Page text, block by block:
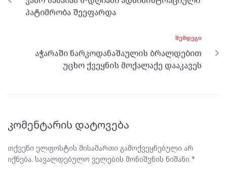
k p
პატიმრობა შეეფარდა
ᲨᲔᲛᲓᲔᲒᲘ
აჭარაში ნარკოდანაშაულის ბრალდებით
უცხო ქვეყნის მოქალაქე დააკავეს
კომენტარის დატოვება
თქვენი ელფოსტის მისამართი გამოქვეყნებული არ
იქნება. სავალდებულო ველების მონიშვნის ნიშანი *